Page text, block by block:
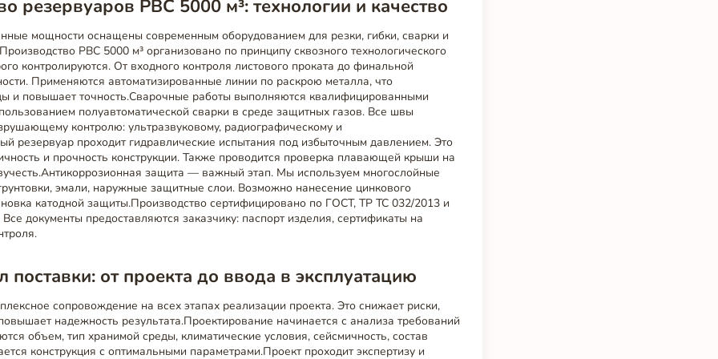
резервуаров РВС 5000 м³: технологии и качество
мощности оснащены современным оборудованием для резки, гибки, сварки и
РВС 5000 м³ организовано по принципу сквозного технологического
контролируются. От входного контроля листового проката до финальной
Применяются автоматизированные линии по раскрою металла, что
и повышает точность.Сварочные работы выполняются квалифицированными
полуавтоматической сварки в среде защитных газов. Все швы
контролю: ультразвуковому, радиографическому и
резервуар проходит гидравлические испытания под избыточным давлением. Это
и прочность конструкции. Также проводится проверка плавающей крыши на
защита — важный этап. Мы используем многослойные
эмали, наружные защитные слои. Возможно нанесение цинкового
катодной защиты.Производство сертифицировано по ГОСТ, ТР ТС 032/2013 и
документы предоставляются заказчику: паспорт изделия, сертификаты на
от проекта до ввода в эксплуатацию
сопровождение на всех этапах реализации проекта. Это снижает риски,
надежность результата.Проектирование начинается с анализа требований
объем, тип хранимой среды, климатические условия, сейсмичность, состав
конструкция с оптимальными параметрами.Проект проходит экспертизу и